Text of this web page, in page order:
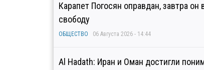
Карапет Погосян оправдан, завтра он
свободу
ОБЩЕСТВО 06 Августа 2026 - 14:44
Al Hadath: Иран и Оман достигли